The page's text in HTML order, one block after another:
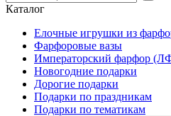
Каталог
Елочные игрушки из
Фарфоровые вазы
Императорский фарфор
Новогодние подарки
Дорогие подарки
Подарки по праздникам
Подарки по тематикам